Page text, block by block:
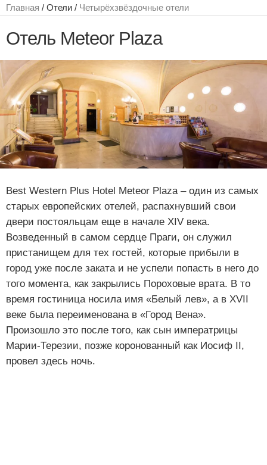
Главная / Отели / Четырёхзвёздочные отели
Отель Meteor Plaza
Best Western Plus Hotel Meteor Plaza – один из самых
старых европейских отелей, распахнувший свои
двери постояльцам еще в начале XIV века.
Возведенный в самом сердце Праги, он служил
пристанищем для тех гостей, которые прибыли в
город уже после заката и не успели попасть в него до
того момента, как закрылись Пороховые врата. В то
время гостиница носила имя «Белый лев», а в XVII
веке была переименована в «Город Вена».
Произошло это после того, как сын императрицы
Марии-Терезии, позже коронованный как Иосиф II,
провел здесь ночь.